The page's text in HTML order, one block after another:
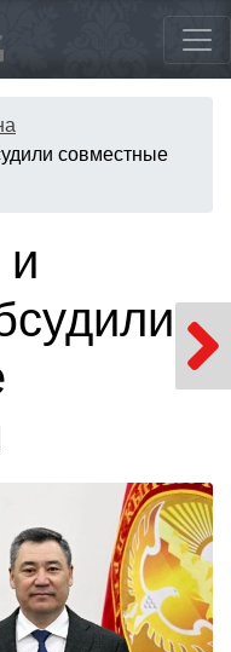
совместные
и